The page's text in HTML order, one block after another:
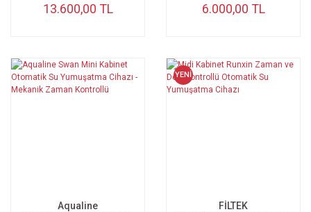
13.600,00 TL 6.000,00 TL
Aqualine
YENİ
FİLTEK